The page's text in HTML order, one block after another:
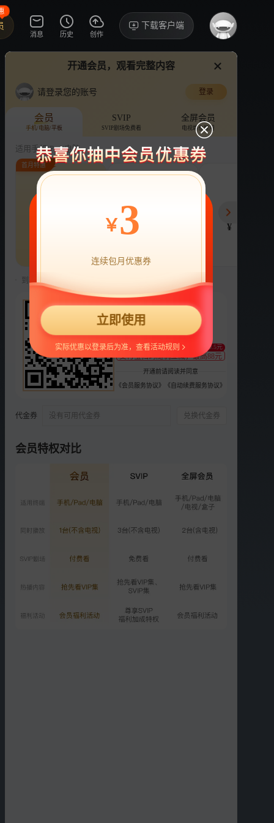
消息 历史 创作
下载客户端
讨论·34
妻子的浪漫旅行2026
综艺
评论 161.1万分享
免前贴片广告，解锁会员权益
广告特权
立即开通
选集 芒果TV每周四12:00 湖南卫视每周四22:00
2026 第六季 第五季
特别企划
争执？
2026-04-13
烤
精彩短片 更多
开通会员，观看完整内容
请登录您的账号 登录
会员
手机/电脑/平板
SVIP
SVIP剧场免费看
全屏会员
电视端也能用
适用手机/Pad/电脑
首月特惠
¥ ¥
到期前自动续费22元/月，可随时取消。
22
支持 扫码支付
支付宝扫码随机立减，最高88元
至少减0.5元
开通前请阅读并同意
《会员服务协议》 《自动续费服务协议》
代金券 没有可用代金券 兑换代金券
会员特权对比
￥3
连续包月优惠券
立即使用
实际优惠以登录后为准，查看活动规则